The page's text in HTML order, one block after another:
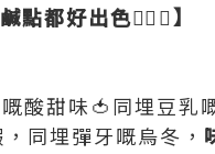
都好出色👍🏻💖】
酸甜味🍅同埋豆乳
同埋彈牙嘅烏冬，